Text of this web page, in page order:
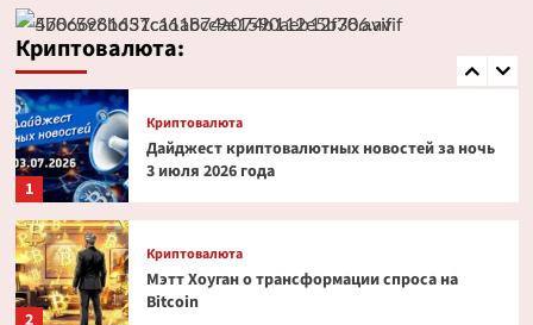
Криптовалюта:
5
Эксперт PlanB допустил снижение биткоина
до $52 000
1
Криптовалюта
Дайджест криптовалютных новостей за ночь
3 июля 2026 года
2
Криптовалюта
Мэтт Хоуган о трансформации спроса на
Bitcoin